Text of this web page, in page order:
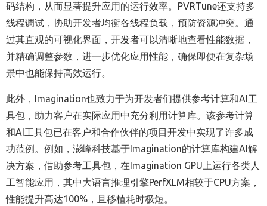
码结构，从而显著提升应用的运行效率。PVRTune还支持多
线程调试，协助开发者均衡各线程负载，预防资源冲突。通
过其直观的可视化界面，开发者可以清晰地查看性能数据，
并精确调整参数，进一步优化应用性能，确保即便在复杂场
景中也能保持高效运行。
此外，Imagination也致力于为开发者们提供参考计算和AI工
具包，助力客户在实际应用中充分利用计算库。该参考计算
和AI工具包已在客户和合作伙伴的项目开发中实现了许多成
功范例。例如，澎峰科技基于Imagination的计算库构建AI解
决方案，借助参考工具包，在Imagination GPU上运行各类人
工智能应用，其中大语言推理引擎PerfXLM相较于CPU方案，
性能提升高达100%，且移植耗时极短。